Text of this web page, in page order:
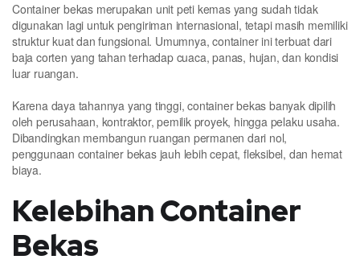
Container bekas merupakan unit peti kemas yang sudah tidak
digunakan lagi untuk pengiriman internasional, tetapi masih memiliki
struktur kuat dan fungsional. Umumnya, container ini terbuat dari
baja corten yang tahan terhadap cuaca, panas, hujan, dan kondisi
luar ruangan.
Karena daya tahannya yang tinggi, container bekas banyak dipilih
oleh perusahaan, kontraktor, pemilik proyek, hingga pelaku usaha.
Dibandingkan membangun ruangan permanen dari nol,
penggunaan container bekas jauh lebih cepat, fleksibel, dan hemat
biaya.
Kelebihan Container
Bekas